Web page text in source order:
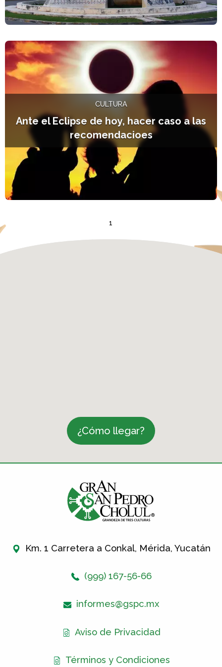
CULTURA
Ante el Eclipse de hoy, hacer caso a las
recomendacioes
1
¿Cómo llegar?
Km. 1 Carretera a Conkal, Mérida, Yucatán
(999) 167-56-66
informes@gspc.mx
Aviso de Privacidad
Términos y Condiciones